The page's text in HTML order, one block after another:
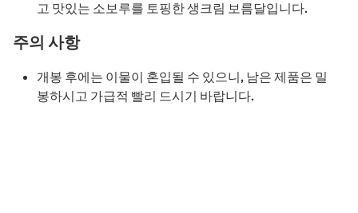
고 맛있는 소보루를 토핑한 생크림 보름달입니다.
주의 사항
개봉 후에는 이물이 혼입될 수 있으니, 남은 제품은 밀
봉하시고 가급적 빨리 드시기 바랍니다.